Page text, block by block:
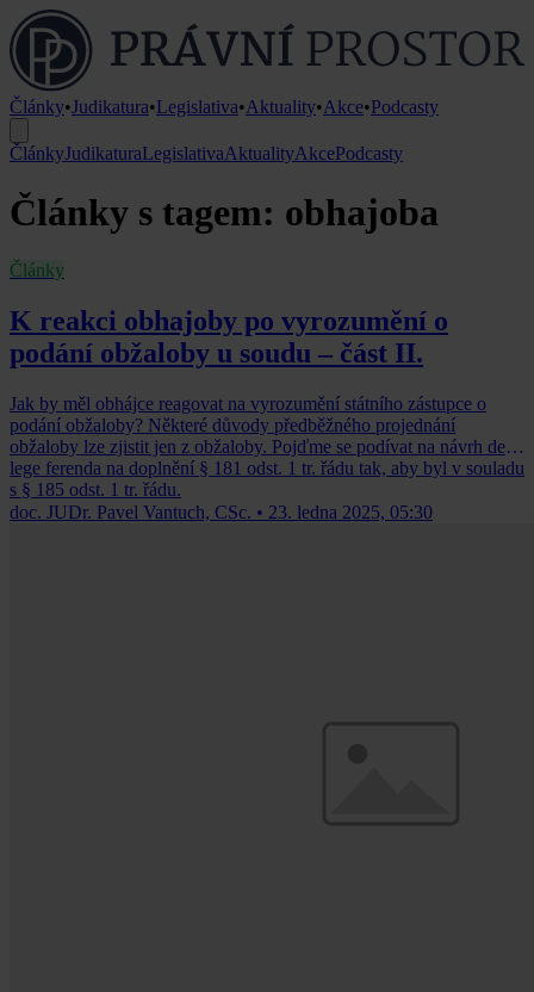
Články•Judikatura•Legislativa•Aktuality•Akce•Podcasty
ČlánkyJudikaturaLegislativaAktualityAkcePodcasty
Články s tagem: obhajoba
Články
K reakci obhajoby po vyrozumění o
podání obžaloby u soudu – část II.
Jak by měl obhájce reagovat na vyrozumění státního zástupce o
podání obžaloby? Některé důvody předběžného projednání
obžaloby lze zjistit jen z obžaloby. Pojďme se podívat na návrh de
lege ferenda na doplnění § 181 odst. 1 tr. řádu tak, aby byl v souladu
s § 185 odst. 1 tr. řádu.
doc. JUDr. Pavel Vantuch, CSc. • 23. ledna 2025, 05:30